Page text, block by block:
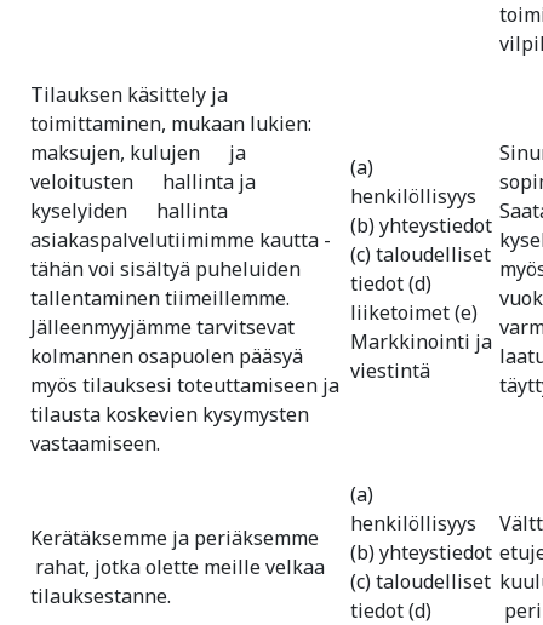
Tilauksen käsittely ja
toimittaminen, mukaan lukien:
maksujen, kulujen ja
veloitusten hallinta ja
kyselyiden hallinta
asiakaspalvelutiimimme kautta -
tähän voi sisältyä puheluiden
tallentaminen tiimeillemme.
Jälleenmyyjämme tarvitsevat
kolmannen osapuolen pääsyä
myös tilauksesi toteuttamiseen ja
tilausta koskevien kysymysten
vastaamiseen.
(a)
henkilöllisyys
(b) yhteystiedot
(c) taloudelliset
tiedot (d)
liiketoimet (e)
Markkinointi ja
viestintä
Kerätäksemme ja periäksemme
rahat, jotka olette meille velkaa
tilauksestanne.
(a)
henkilöllisyys
(b) yhteystiedot
(c) taloudelliset
tiedot (d)